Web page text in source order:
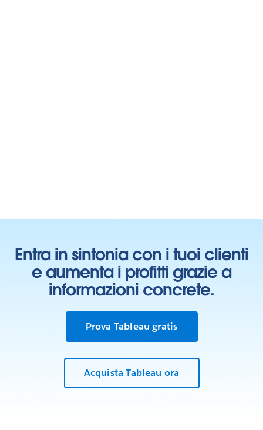
Entra in sintonia con i tuoi clienti
e aumenta i profitti grazie a
informazioni concrete.
Prova Tableau gratis
Acquista Tableau ora